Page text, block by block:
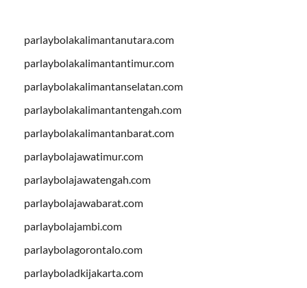
parlaybolakalimantanutara.com
parlaybolakalimantantimur.com
parlaybolakalimantanselatan.com
parlaybolakalimantantengah.com
parlaybolakalimantanbarat.com
parlaybolajawatimur.com
parlaybolajawatengah.com
parlaybolajawabarat.com
parlaybolajambi.com
parlaybolagorontalo.com
parlayboladkijakarta.com